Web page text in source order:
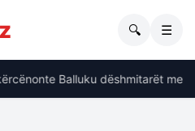
🔍 ☰
Balluku dëshmitarët me